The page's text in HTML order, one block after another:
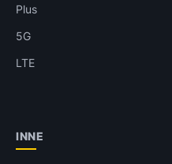
Plus
5G
LTE
INNE